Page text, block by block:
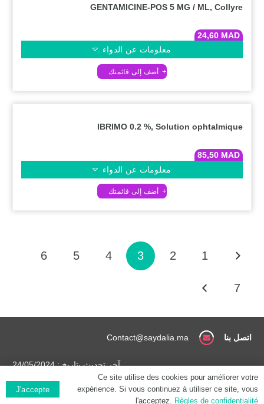
GENTAMICINE-POS 5 MG / ML, Collyre
24,60 MAD
معلومات عن الدواء
IBRIMO 0.2 %, Solution ophtalmique
85,50 MAD
معلومات عن الدواء
1
2
3
4
5
6
7
اتصل بنا Contact@saydalia.ma
آخر تحديث بتاريخ : 24/05/2024
شروط عامة
Ce site utilise des cookies pour améliorer votre
expérience. Si vous continuez à utiliser ce site, vous
l'acceptez. Règles de confidentialité
J'accepte